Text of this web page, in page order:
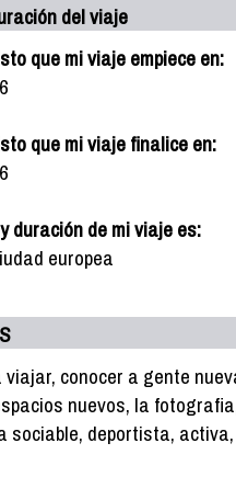
del viaje
que mi viaje empiece en:
que mi viaje finalice en:
duración de mi viaje es:
europea
conocer a gente
nuevos, la
sociable, deportista,